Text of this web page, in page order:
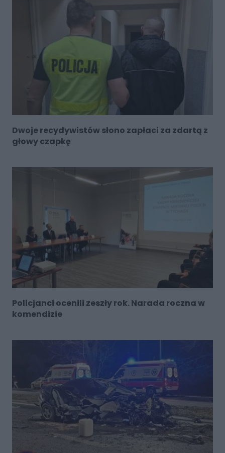
Dwoje recydywistów słono zapłaci za zdartą z
głowy czapkę
Policjanci ocenili zeszły rok. Narada roczna w
komendizie